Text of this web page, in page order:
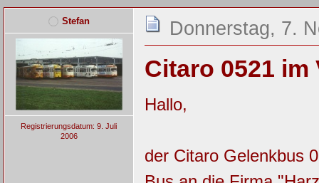
Stefan
Registrierungsdatum: 9. Juli
2006
Donnerstag, 7.
Citaro 0521
Hallo,
der Citaro Gelenkbus